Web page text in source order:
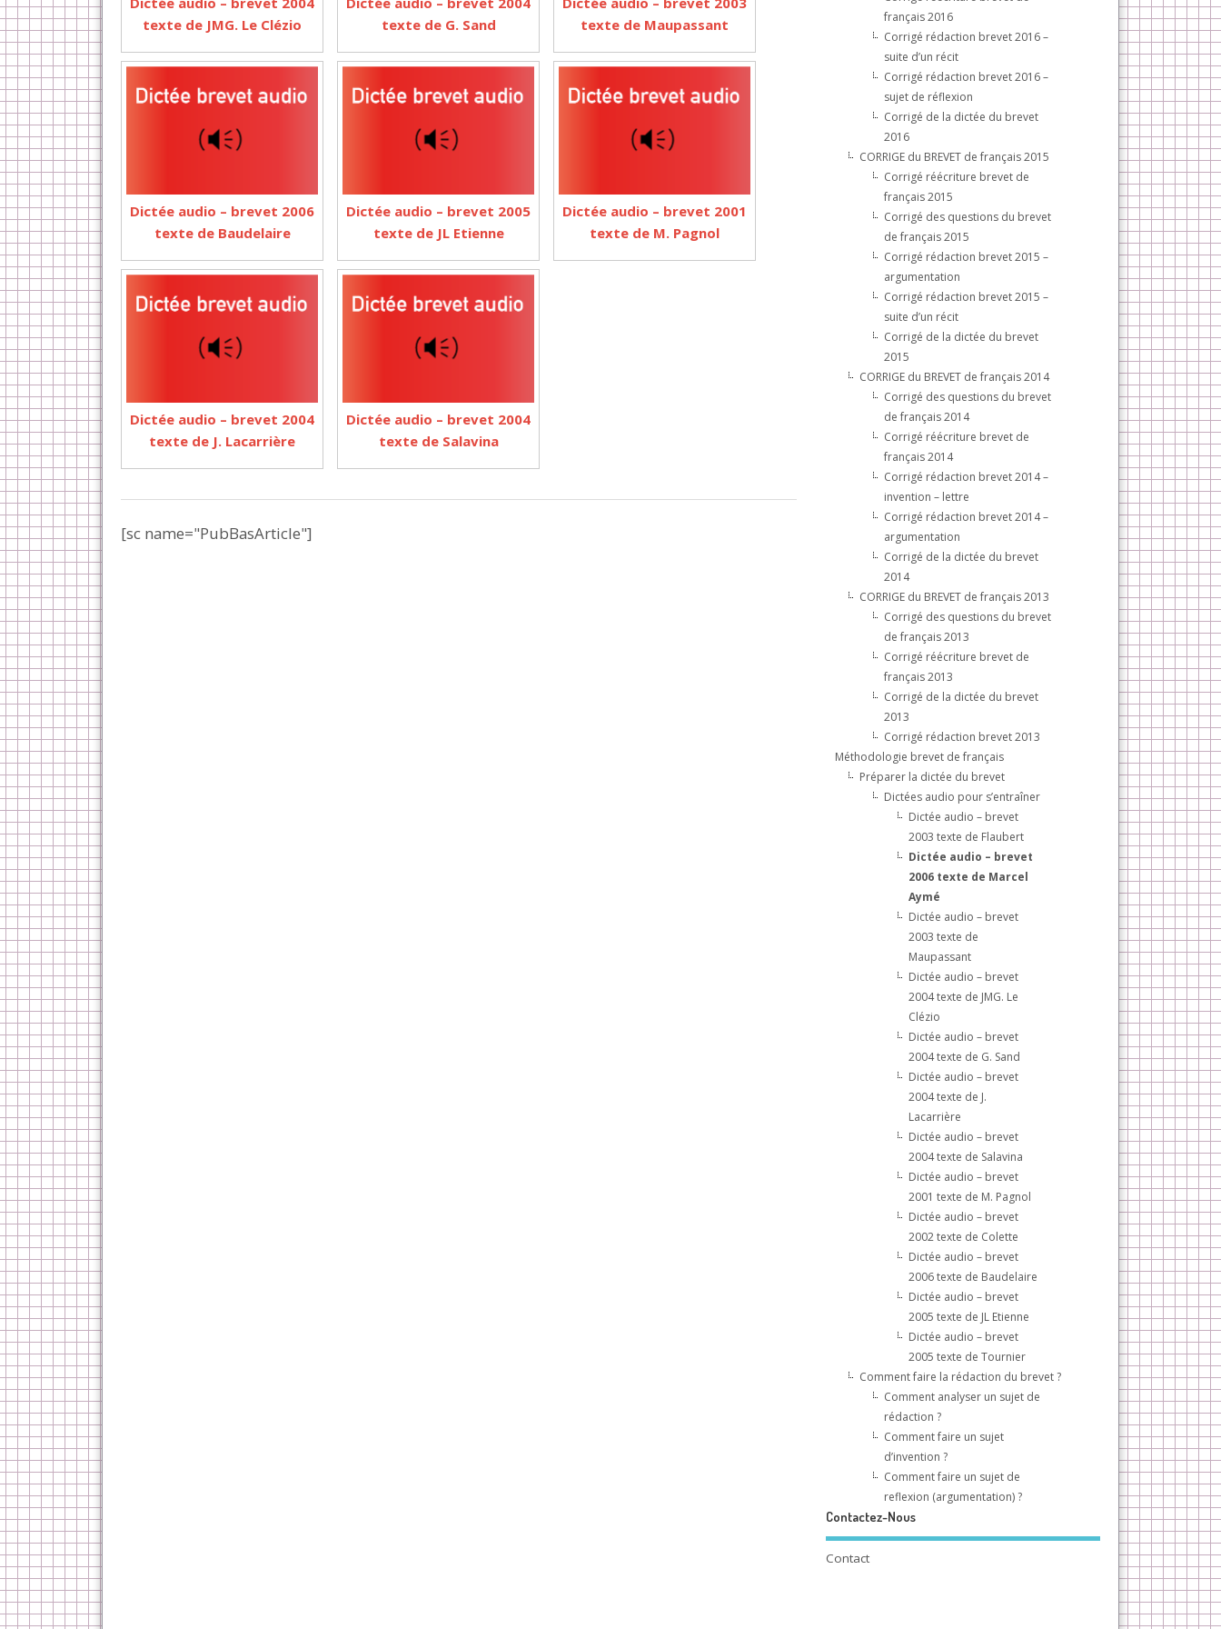
texte de JMG. Le Clézio
texte de G. Sand
texte de Maupassant
Dictée audio – brevet 2006
texte de Baudelaire
Dictée audio – brevet 2005
texte de JL Etienne
Dictée audio – brevet 2001
texte de M. Pagnol
Dictée audio – brevet 2004
texte de J. Lacarrière
Dictée audio – brevet 2004
texte de Salavina
[sc name="PubBasArticle"]
français 2016
Corrigé rédaction brevet 2016 –
suite d’un récit
Corrigé rédaction brevet 2016 –
sujet de réflexion
Corrigé de la dictée du brevet
2016
CORRIGE du BREVET de français 2015
Corrigé réécriture brevet de
français 2015
Corrigé des questions du brevet
de français 2015
Corrigé rédaction brevet 2015 –
argumentation
Corrigé rédaction brevet 2015 –
suite d’un récit
Corrigé de la dictée du brevet
2015
CORRIGE du BREVET de français 2014
Corrigé des questions du brevet
de français 2014
Corrigé réécriture brevet de
français 2014
Corrigé rédaction brevet 2014 –
invention – lettre
Corrigé rédaction brevet 2014 –
argumentation
Corrigé de la dictée du brevet
2014
CORRIGE du BREVET de français 2013
Corrigé des questions du brevet
de français 2013
Corrigé réécriture brevet de
français 2013
Corrigé de la dictée du brevet
2013
Corrigé rédaction brevet 2013
Méthodologie brevet de français
Préparer la dictée du brevet
Dictées audio pour s’entraîner
Dictée audio – brevet
2003 texte de Flaubert
Dictée audio – brevet
2006 texte de Marcel
Aymé
Dictée audio – brevet
2003 texte de
Maupassant
Dictée audio – brevet
2004 texte de JMG. Le
Clézio
Dictée audio – brevet
2004 texte de G. Sand
Dictée audio – brevet
2004 texte de J.
Lacarrière
Dictée audio – brevet
2004 texte de Salavina
Dictée audio – brevet
2001 texte de M. Pagnol
Dictée audio – brevet
2002 texte de Colette
Dictée audio – brevet
2006 texte de Baudelaire
Dictée audio – brevet
2005 texte de JL Etienne
Dictée audio – brevet
2005 texte de Tournier
Comment faire la rédaction du brevet ?
Comment analyser un sujet de
rédaction ?
Comment faire un sujet
d’invention ?
Comment faire un sujet de
reflexion (argumentation) ?
Contactez-Nous
Contact